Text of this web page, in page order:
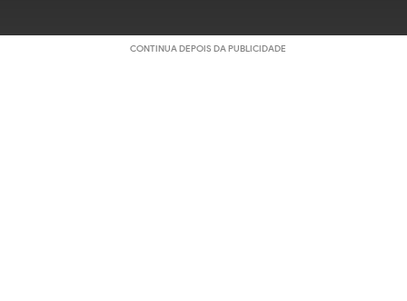
CONTINUA DEPOIS DA PUBLICIDADE